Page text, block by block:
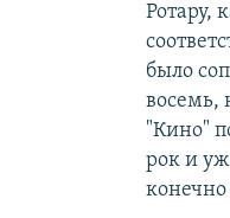
Ротару,
было
восемь,
"Кино"
рок и